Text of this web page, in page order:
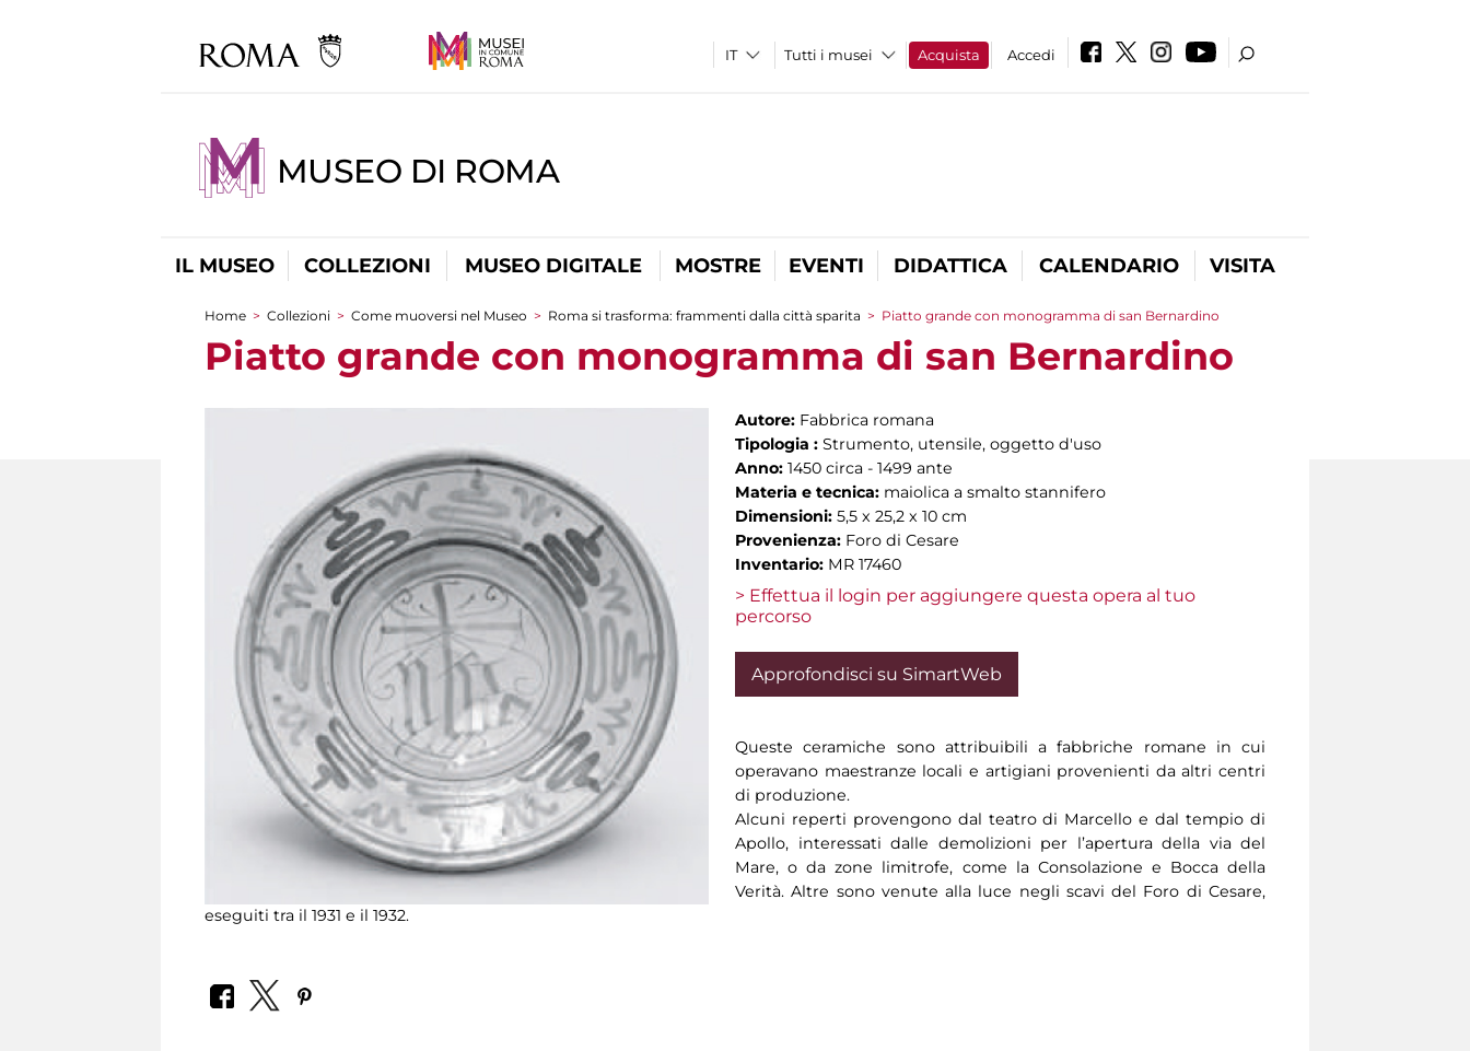
Tutti i musei Acquista Accedi
MUSEO DI ROMA
IL MUSEO COLLEZIONI MUSEO DIGITALE MOSTRE EVENTI DIDATTICA CALENDARIO VISITA
Tu sei qui
Home > Collezioni > Come muoversi nel Museo > Roma si trasforma: frammenti dalla città sparita > Piatto grande con monogramma di san Bernardino
Piatto grande con monogramma di san Bernardino
Autore: Fabbrica romana
Tipologia : Strumento, utensile, oggetto d'uso
Anno: 1450 circa - 1499 ante
Materia e tecnica: maiolica a smalto stannifero
Dimensioni: 5,5 x 25,2 x 10 cm
Provenienza: Foro di Cesare
Inventario: MR 17460
> Effettua il login per aggiungere questa opera al tuo
percorso
Approfondisci su SimartWeb
Queste ceramiche sono attribuibili a fabbriche romane in cui
operavano maestranze locali e artigiani provenienti da altri centri
di produzione.
Alcuni reperti provengono dal teatro di Marcello e dal tempio di
Apollo, interessati dalle demolizioni per l’apertura della via del
Mare, o da zone limitrofe, come la Consolazione e Bocca della
Verità. Altre sono venute alla luce negli scavi del Foro di Cesare,
eseguiti tra il 1931 e il 1932.